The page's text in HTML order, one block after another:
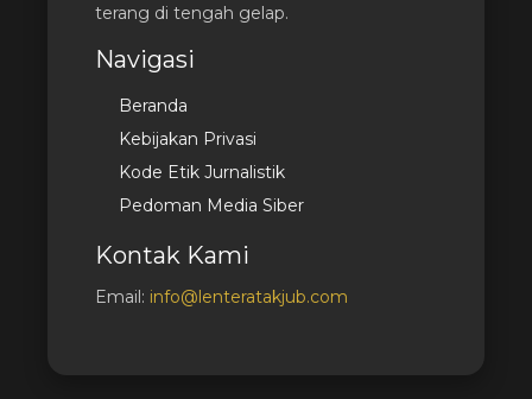
terang di tengah gelap.
Navigasi
Beranda
Kebijakan Privasi
Kode Etik Jurnalistik
Pedoman Media Siber
Kontak Kami
Email: info@lenteratakjub.com